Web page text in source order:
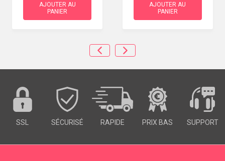
AJOUTER AU
PANIER
AJOUTER AU
PANIER
SSL SÉCURISÉ RAPIDE PRIX BAS SUPPORT